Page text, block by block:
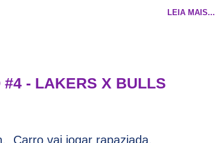
LEIA MAIS...
- LAKERS X BULLS
Carro vai jogar rapaziada.